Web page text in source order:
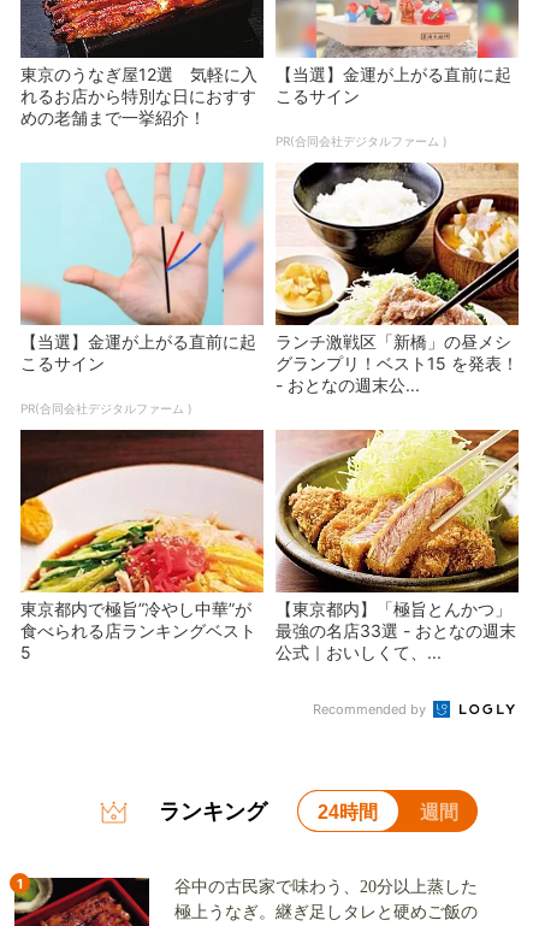
東京のうなぎ屋12選 気軽に入
れるお店から特別な日におすす
めの老舗まで一挙紹介！
【当選】金運が上がる直前に起
こるサイン
PR(合同会社デジタルファーム )
【当選】金運が上がる直前に起
こるサイン
PR(合同会社デジタルファーム )
ランチ激戦区「新橋」の昼メシ
グランプリ！ベスト15 を発表！
- おとなの週末公...
東京都内で極旨”冷やし中華”が
食べられる店ランキングベスト
5
【東京都内】「極旨とんかつ」
最強の名店33選 - おとなの週末
公式｜おいしくて、...
Recommended by
ランキング 24時間 週間
1
谷中の古民家で味わう、20分以上蒸した
極上うなぎ。継ぎ足しタレと硬めご飯の